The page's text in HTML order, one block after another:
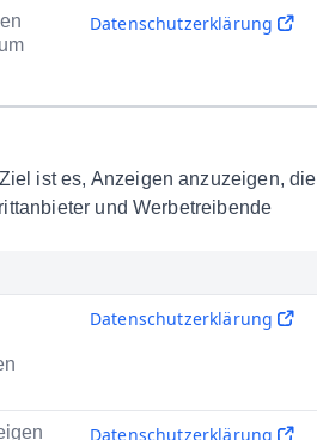
Datenschutzerklärung
ist es, Anzeigen anzuzeigen, die
und Werbetreibende
Datenschutzerklärung
Datenschutzerklärung